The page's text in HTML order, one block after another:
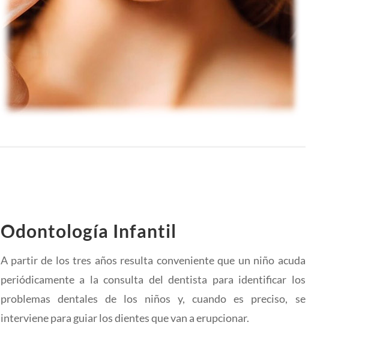
Odontología Infantil
A partir de los tres años resulta conveniente que un niño acuda
periódicamente a la consulta del dentista para identificar los
problemas dentales de los niños y, cuando es preciso, se
interviene para guiar los dientes que van a erupcionar.